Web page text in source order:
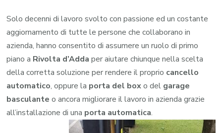
Solo decenni di lavoro svolto con passione ed un costante
aggiornamento di tutte le persone che collaborano in
azienda, hanno consentito di assumere un ruolo di primo
piano a Rivolta d’Adda per aiutare chiunque nella scelta
della corretta soluzione per rendere il proprio cancello
automatico, oppure la porta del boxo del garage
basculante o ancora migliorare il lavoro in azienda grazie
all’installazione di una porta automatica.